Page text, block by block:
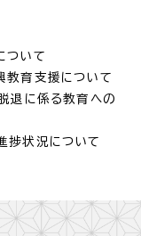
ついて
支援について
係る教育への
況について